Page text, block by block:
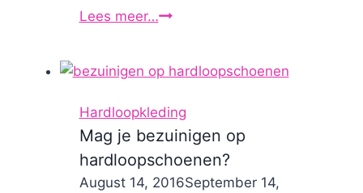
Lees meer…Hoe
essentiële
tips
voor
beginners!
Hardloopkleding
Mag je bezuinigen op
hardloopschoenen?
ByNicole
August 14, 2016September 14,